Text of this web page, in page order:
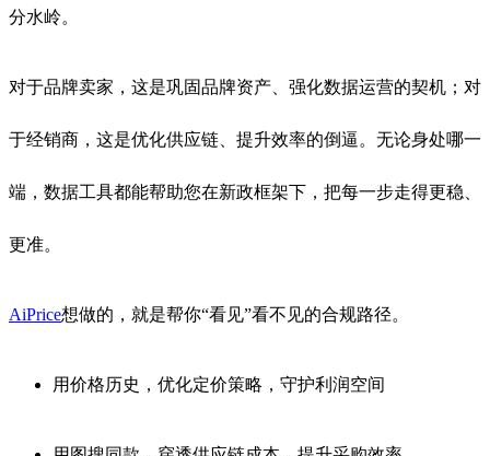
分水岭。
对于品牌卖家，这是巩固品牌资产、强化数据运营的契机；对
于经销商，这是优化供应链、提升效率的倒逼。无论身处哪一
端，数据工具都能帮助您在新政框架下，把每一步走得更稳、
更准。
AiPrice想做的，就是帮你“看见”看不见的合规路径。
用价格历史，优化定价策略，守护利润空间